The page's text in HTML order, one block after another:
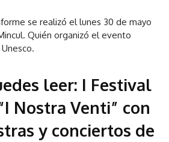
se realizó el lunes 30 de mayo
Quién organizó el evento
leer: I Festival
Nostra Venti” con
y conciertos de